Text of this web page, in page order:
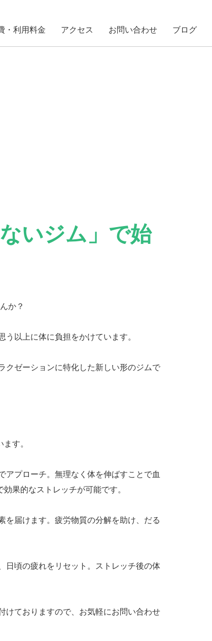
・利用料金 アクセス お問い合わせ ブログ
いジム」で始
か？
以上に体に負担をかけています。
クゼーションに特化した新しい形のジムで
す。
プローチ。無理なく体を伸ばすことで血
果的なストレッチが可能です。
を届けます。疲労物質の分解を助け、だる
日頃の疲れをリセット。ストレッチ後の体
けておりますので、お気軽にお問い合わせ